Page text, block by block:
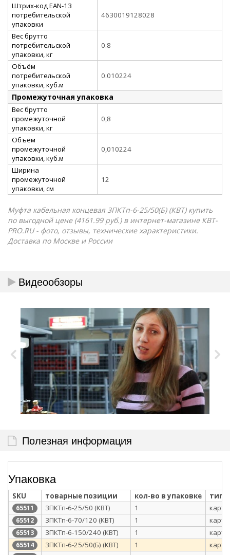
Штрих-код EAN-13
потребительской
упаковки
4630019128028
Вес брутто
потребительской
упаковки, кг
0.8
Объём
потребительской
упаковки, куб.м
0.010224
Промежуточная упаковка
Вес брутто
промежуточной
упаковки, кг
0,8
Объём
промежуточной
упаковки, куб.м
0,010224
Ширина
промежуточной
упаковки, см
12
Муфта кабельная концевая 3ПКТп-6-25/50(Б) (КВТ) купить
по выгодной цене (4161.99 руб.) в интернет-магазине КВТ-
PRO.RU - фото, отзывы, технические характеристики.
Доставка по Москве и России
Видеообзоры
Полезная информация
Упаковка
SKU товарные позиции кол-во в упаковке тип
65511 3ПКТп-6-25/50 (КВТ) 1
65512 3ПКТп-6-70/120 (КВТ) 1
65513 3ПКТп-6-150/240 (КВТ) 1
65514 3ПКТп-6-25/50(Б) (КВТ) 1